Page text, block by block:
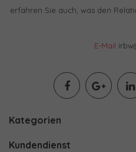
erfahren Sie auch, was den
E-Mail
Kategorien
Kundendienst